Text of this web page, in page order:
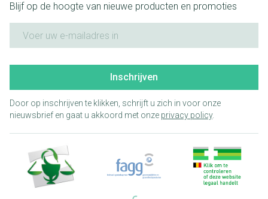
Blijf op de hoogte van nieuwe producten en promoties
Inschrijven
Door op inschrijven te klikken, schrijft u zich in voor onze
nieuwsbrief en gaat u akkoord met onze privacy policy.